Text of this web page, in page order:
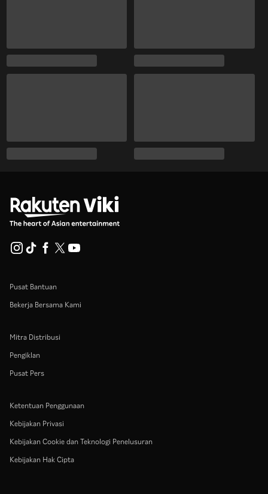
Pusat Bantuan
Bekerja Bersama Kami
Mitra Distribusi
Pengiklan
Pusat Pers
Ketentuan Penggunaan
Kebijakan Privasi
Kebijakan Cookie dan Teknologi Penelusuran
Kebijakan Hak Cipta